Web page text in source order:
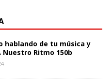
hablando de tu música y
Ritmo 150b